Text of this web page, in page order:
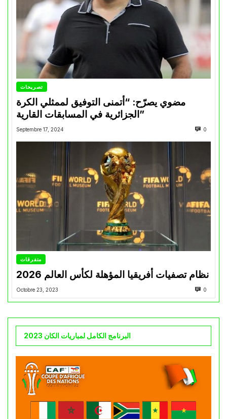
تصريحات
مضوي يصرّح: “أتمنى التوفيق لممثلي الكرة
الجزائرية في المسابقات القارية”
Septembre 17, 2024 0
متفرقات
نظام تصفيات أفريقيا المؤهلة لكأس العالم 2026
Octobre 23, 2023 0
البرنامج الكامل لمباريات الكان 2023